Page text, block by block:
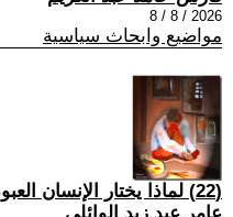
2026 / 8 / 8
مواضيع وابحاث سياسية
(22) لماذا يختار الإنسان العبودية؟